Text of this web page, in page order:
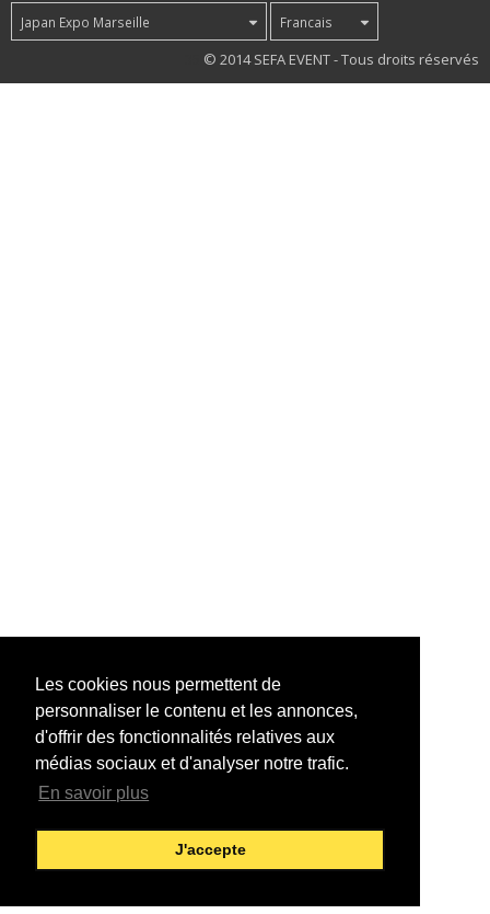
Les cookies nous permettent de
personnaliser le contenu et les annonces,
d'offrir des fonctionnalités relatives aux
médias sociaux et d'analyser notre trafic.
En savoir plus
J'accepte
Japan Expo Marseille Francais
© 2014 SEFA EVENT - Tous droits réservés